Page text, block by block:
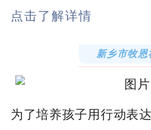
点击了解详情
新乡市牧恩
为了培养孩子用行动表